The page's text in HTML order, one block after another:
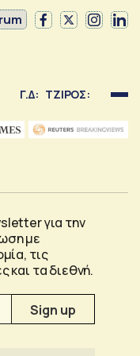
Γ.Δ: ΤΖΙΡΟΣ:
για την
με
τις
και τα διεθνή.